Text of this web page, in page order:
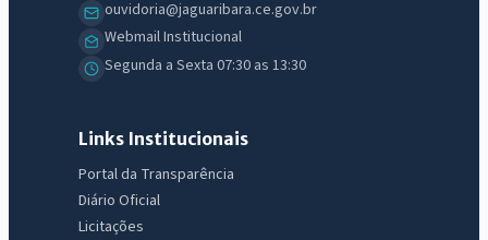
ouvidoria@jaguaribara.ce.gov.br
Webmail Institucional
Segunda a Sexta 07:30 as 13:30
Links Institucionais
Portal da Transparência
Diário Oficial
Licitações
IntGest AI
Olá. Pergunte sobre serviços, notícias, legislação, Diário Oficial,
licitações, estrutura ou transparência do município.
Licitações abertas